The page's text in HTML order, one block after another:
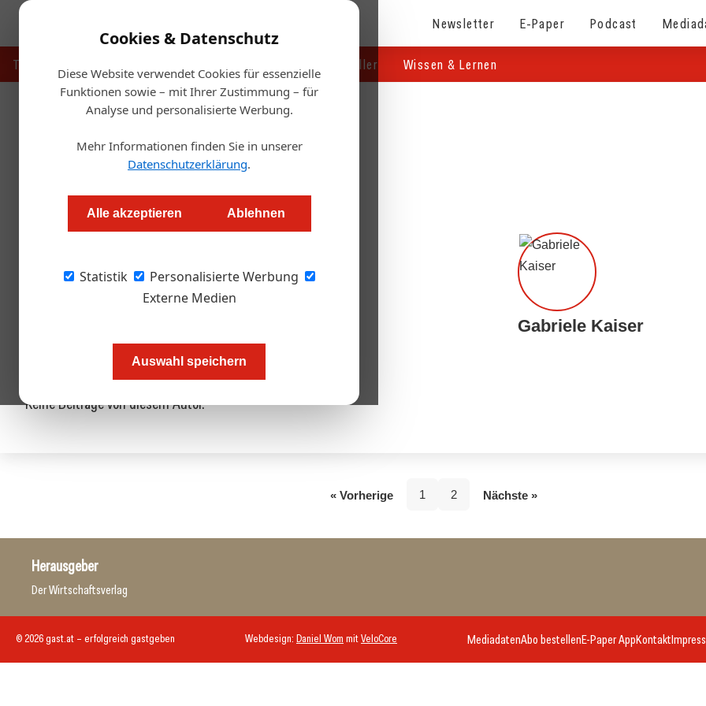
Cookies & Datenschutz
Diese Website verwendet Cookies für essenzielle
Funktionen sowie – mit Ihrer Zustimmung – für
Analyse und personalisierte Werbung.
Mehr Informationen finden Sie in unserer
Datenschutzerklärung.
Alle akzeptieren Ablehnen
Statistik
Personalisierte Werbung
Externe Medien
Auswahl speichern
Newsletter E-Paper Podcast
Touristik Handel & Hersteller Wissen & Lernen
Gabriele Kaiser
Keine Beiträge von diesem Autor.
« Vorherige 1 2 Nächste »
Herausgeber
Der Wirtschaftsverlag
© 2026 gast.at – erfolgreich gastgeben Webdesign: Daniel Wom mitVeloCore MediadatenAbo bestellenE-Paper AppKontakt